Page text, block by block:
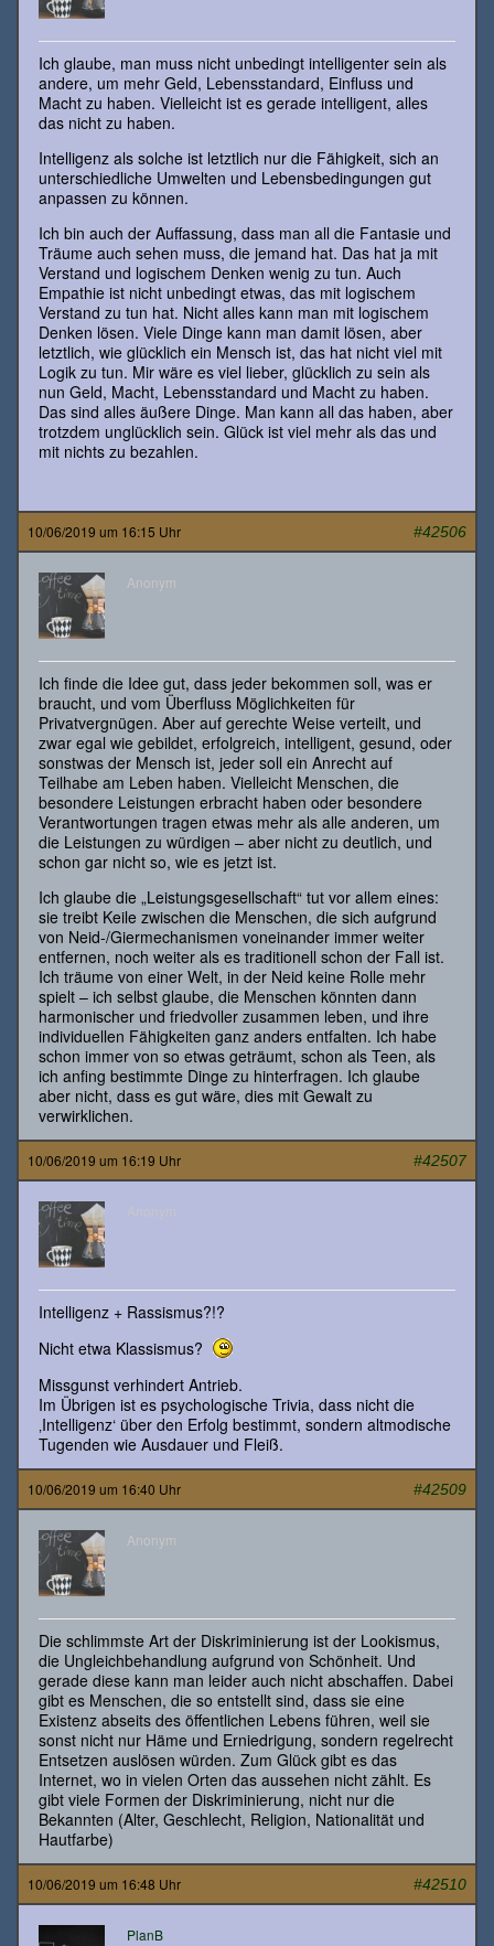
Ich glaube, man muss nicht unbedingt intelligenter sein als
andere, um mehr Geld, Lebensstandard, Einfluss und
Macht zu haben. Vielleicht ist es gerade intelligent, alles
das nicht zu haben.
Intelligenz als solche ist letztlich nur die Fähigkeit, sich an
unterschiedliche Umwelten und Lebensbedingungen gut
anpassen zu können.
Ich bin auch der Auffassung, dass man all die Fantasie und
Träume auch sehen muss, die jemand hat. Das hat ja mit
Verstand und logischem Denken wenig zu tun. Auch
Empathie ist nicht unbedingt etwas, das mit logischem
Verstand zu tun hat. Nicht alles kann man mit logischem
Denken lösen. Viele Dinge kann man damit lösen, aber
letztlich, wie glücklich ein Mensch ist, das hat nicht viel mit
Logik zu tun. Mir wäre es viel lieber, glücklich zu sein als
nun Geld, Macht, Lebensstandard und Macht zu haben.
Das sind alles äußere Dinge. Man kann all das haben, aber
trotzdem unglücklich sein. Glück ist viel mehr als das und
mit nichts zu bezahlen.
10/06/2019 um 16:15 Uhr #42506
Anonym
Ich finde die Idee gut, dass jeder bekommen soll, was er
braucht, und vom Überfluss Möglichkeiten für
Privatvergnügen. Aber auf gerechte Weise verteilt, und
zwar egal wie gebildet, erfolgreich, intelligent, gesund, oder
sonstwas der Mensch ist, jeder soll ein Anrecht auf
Teilhabe am Leben haben. Vielleicht Menschen, die
besondere Leistungen erbracht haben oder besondere
Verantwortungen tragen etwas mehr als alle anderen, um
die Leistungen zu würdigen – aber nicht zu deutlich, und
schon gar nicht so, wie es jetzt ist.
Ich glaube die „Leistungsgesellschaft“ tut vor allem eines:
sie treibt Keile zwischen die Menschen, die sich aufgrund
von Neid-/Giermechanismen voneinander immer weiter
entfernen, noch weiter als es traditionell schon der Fall ist.
Ich träume von einer Welt, in der Neid keine Rolle mehr
spielt – ich selbst glaube, die Menschen könnten dann
harmonischer und friedvoller zusammen leben, und ihre
individuellen Fähigkeiten ganz anders entfalten. Ich habe
schon immer von so etwas geträumt, schon als Teen, als
ich anfing bestimmte Dinge zu hinterfragen. Ich glaube
aber nicht, dass es gut wäre, dies mit Gewalt zu
verwirklichen.
10/06/2019 um 16:19 Uhr #42507
Intelligenz + Rassismus?!?
Nicht etwa Klassismus?
Missgunst verhindert Antrieb.
Im Übrigen ist es psychologische Trivia, dass nicht die
‚Intelligenz‘ über den Erfolg bestimmt, sondern altmodische
Tugenden wie Ausdauer und Fleiß.
10/06/2019 um 16:40 Uhr #42509
Anonym
Die schlimmste Art der Diskriminierung ist der Lookismus,
die Ungleichbehandlung aufgrund von Schönheit. Und
gerade diese kann man leider auch nicht abschaffen. Dabei
gibt es Menschen, die so entstellt sind, dass sie eine
Existenz abseits des öffentlichen Lebens führen, weil sie
sonst nicht nur Häme und Erniedrigung, sondern regelrecht
Entsetzen auslösen würden. Zum Glück gibt es das
Internet, wo in vielen Orten das aussehen nicht zählt. Es
gibt viele Formen der Diskriminierung, nicht nur die
Bekannten (Alter, Geschlecht, Religion, Nationalität und
Hautfarbe)
10/06/2019 um 16:48 Uhr #42510
PlanB